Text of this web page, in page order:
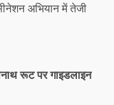
अभियान में तेजी
रूट पर गाइडलाइन